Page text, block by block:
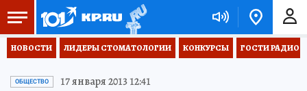
НОВОСТИ ЛИДЕРЫ СТОМАТОЛОГИИ КОНКУРСЫ ГОСТИ РАДИО
ОБЩЕСТВО 17 января 2013 12:41